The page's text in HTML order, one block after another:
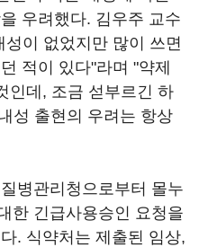
우려했다. 김우주 교수
이 없었지만 많이 쓰면
적이 있다"라며 "약제
인데, 조금 섣부르긴 하
성 출현의 우려는 항상
병관리청으로부터 몰누
한 긴급사용승인 요청을
. 식약처는 제출된 임상,